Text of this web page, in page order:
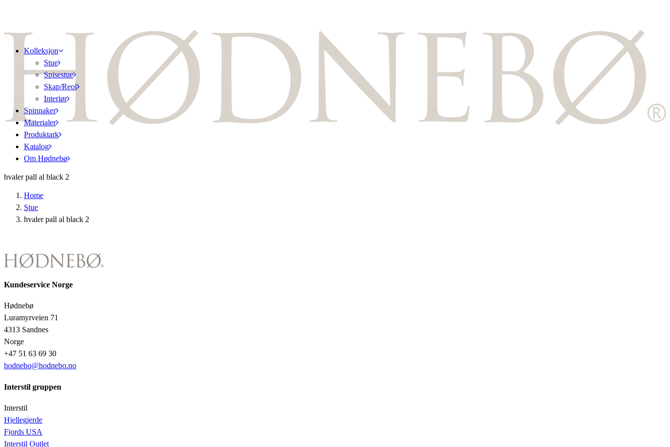
Kolleksjon
Stue
Spisestue
Skap/Reol
Interiør
Spinnaker
Materialer
Produktark
Katalog
Om Hødnebø
hvaler pall al black 2
Home
Stue
hvaler pall al black 2
Kundeservice Norge
Hødnebø
Luramyrveien 71
4313 Sandnes
Norge
+47 51 63 69 30
hodnebo@hodnebo.no
Interstil gruppen
Interstil
Hjellegjerde
Fjords USA
Interstil Outlet